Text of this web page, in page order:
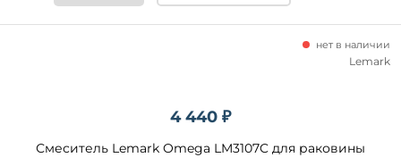
4 440 ₽
Смеситель Lemark Omega LM3107C для раковины
нет в наличии
Lemark